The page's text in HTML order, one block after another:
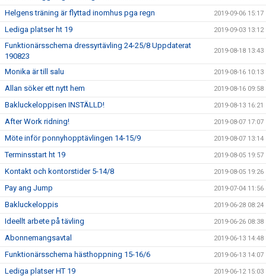
Helgens träning är flyttad inomhus pga regn 2019-09-06 15:17
Lediga platser ht 19 2019-09-03 13:12
Funktionärsschema dressyrtävling 24-25/8 Uppdaterat
190823
2019-08-18 13:43
Monika är till salu 2019-08-16 10:13
Allan söker ett nytt hem 2019-08-16 09:58
Bakluckeloppisen INSTÄLLD! 2019-08-13 16:21
After Work ridning! 2019-08-07 17:07
Möte inför ponnyhopptävlingen 14-15/9 2019-08-07 13:14
Terminsstart ht 19 2019-08-05 19:57
Kontakt och kontorstider 5-14/8 2019-08-05 19:26
Pay ang Jump 2019-07-04 11:56
Bakluckeloppis 2019-06-28 08:24
Ideellt arbete på tävling 2019-06-26 08:38
Abonnemangsavtal 2019-06-13 14:48
Funktionärsschema hästhoppning 15-16/6 2019-06-13 14:07
Lediga platser HT 19 2019-06-12 15:03